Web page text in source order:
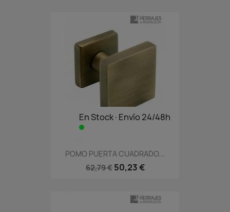
En Stock·Envío 24/48h
POMO PUERTA CUADRADO...
62,79 € 50,23 €